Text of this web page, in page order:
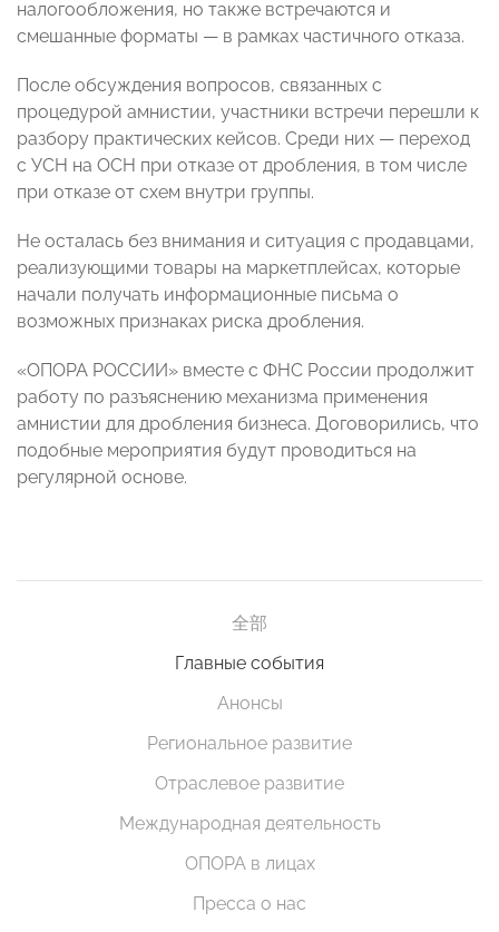
налогообложения, но также встречаются и
смешанные форматы — в рамках частичного отказа.
После обсуждения вопросов, связанных с
процедурой амнистии, участники встречи перешли к
разбору практических кейсов. Среди них — переход
с УСН на ОСН при отказе от дробления, в том числе
при отказе от схем внутри группы.
Не осталась без внимания и ситуация с продавцами,
реализующими товары на маркетплейсах, которые
начали получать информационные письма о
возможных признаках риска дробления.
«ОПОРА РОССИИ» вместе с ФНС России продолжит
работу по разъяснению механизма применения
амнистии для дробления бизнеса. Договорились, что
подобные мероприятия будут проводиться на
регулярной основе.
全部
Главные события
Анонсы
Региональное развитие
Отраслевое развитие
Международная деятельность
ОПОРА в лицах
Пресса о нас